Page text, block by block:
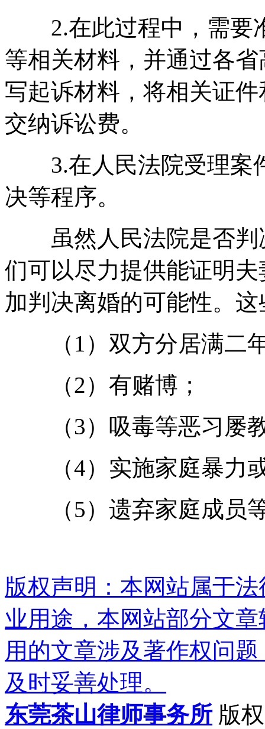
2.在此过程中，需要
等相关材料，并通过各
写起诉材料，将相关证
交纳诉讼费。
3.在人民法院受理案
决等程序。
虽然人民法院是否判
们可以尽力提供能证明
加判决离婚的可能性。
（1）双方分居满二
（2）有赌博；
（3）吸毒等恶习屡
（4）实施家庭暴力
（5）遗弃家庭成员
版权声明：本网站属于
业用途，本网站部分文
用的文章涉及著作权问
及时妥善处理。
东莞茶山律师事务所 版